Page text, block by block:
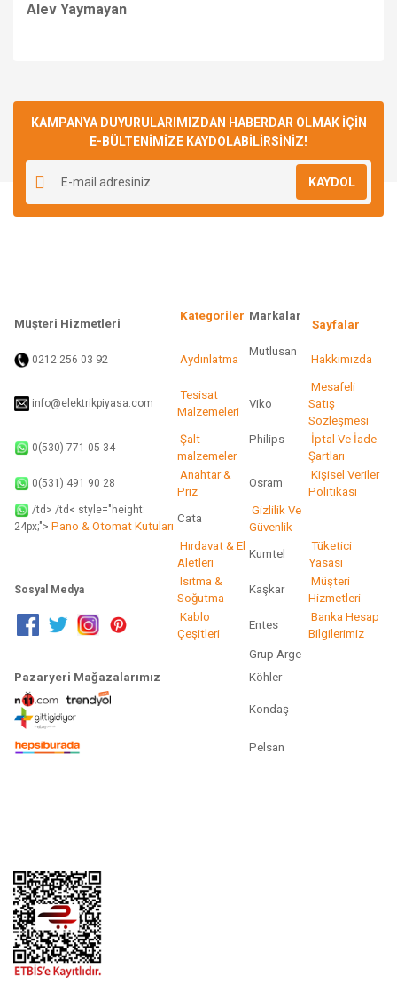
Alev Yaymayan
Yorum Yaz
kullanarak tarafımıza iletebilirsiniz.
Görüş ve önerileriniz için teşekkür ederiz.
Ürün resmi kalitesiz, bozuk veya görüntülenemiyor.
Ürün açıklamasında eksik bilgiler bulunuyor.
Ürün bilgilerinde hatalar bulunuyor.
KAMPANYA DUYURULARIMIZDAN HABERDAR OLMAK İÇİN
E-BÜLTENİMİZE KAYDOLABİLİRSİNİZ!
KAYDOL
Müşteri Hizmetleri
Kategoriler Markalar
Sayfalar
0212 256 03 92 Aydınlatma
Mutlusan
Hakkımızda
info@elektrikpiyasa.com
Tesisat
Malzemeleri
Viko
Mesafeli
Satış
Sözleşmesi
0(530) 771 05 34
Şalt
malzemeler
Philips
İptal Ve İade
Şartları
0(531) 491 90 28
Anahtar &
Priz
Osram
Kişisel Veriler
Politikası
/td> /td< style="height:
24px;"> Pano & Otomat Kutuları
Cata
Gizlilik Ve
Güvenlik
Hırdavat & El
Aletleri
Kumtel
Tüketici
Yasası
Sosyal Medya
Isıtma &
Soğutma
Kaşkar
Müşteri
Hizmetleri
Kablo
Çeşitleri
Entes
Banka Hesap
Bilgilerimiz
Grup Arge
Pazaryeri Mağazalarımız
Köhler
Kondaş
Pelsan